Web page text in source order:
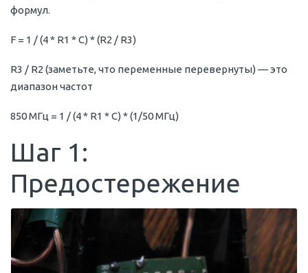
формул.
F = 1 / (4 * R1 * C) * (R2 / R3)
R3 / R2 (заметьте, что переменные перевернуты) — это
диапазон частот
850 МГц = 1 / (4 * R1 * C) * (1/50 МГц)
Шаг 1:
Предостережение